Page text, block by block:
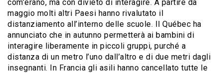
com’erano, ma con divieto di interagire. A partire da
maggio molti altri Paesi hanno rivalutato il
distanziamento all’interno delle scuole. Il Québec ha
annunciato che in autunno permetterà ai bambini di
interagire liberamente in piccoli gruppi, purché a
distanza di un metro l’uno dall’altro e di due metri dagli
insegnanti. In Francia gli asili hanno cancellato tutte le